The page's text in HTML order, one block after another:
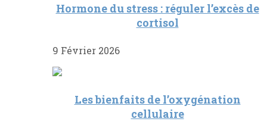
Hormone du stress : réguler l’excès de
cortisol
9 Février 2026
Les bienfaits de l’oxygénation
cellulaire